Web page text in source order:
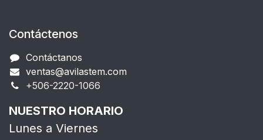
Contáctenos
Contáctanos
ventas@avilastem.com
+506-2220-1066​
NUESTRO HORARIO
Lunes a Viernes